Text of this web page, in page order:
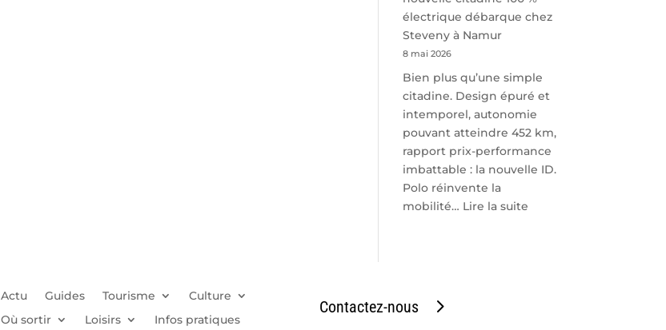
électrique débarque chez
Steveny à Namur
8 mai 2026
Bien plus qu’une simple
citadine. Design épuré et
intemporel, autonomie
pouvant atteindre 452 km,
rapport prix-performance
imbattable : la nouvelle ID.
Polo réinvente la
mobilité… Lire la suite
Actu Guides Tourisme
Culture
Où sortir
Loisirs Infos pratiques
Contactez-nous